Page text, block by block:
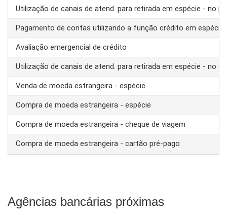
Utilização de canais de atend. para retirada em espécie - no
Pagamento de contas utilizando a função crédito em espécie
Avaliação emergencial de crédito
Utilização de canais de atend. para retirada em espécie - no
Venda de moeda estrangeira - espécie
Compra de moeda estrangeira - espécie
Compra de moeda estrangeira - cheque de viagem
Compra de moeda estrangeira - cartão pré-pago
Agências bancárias próximas